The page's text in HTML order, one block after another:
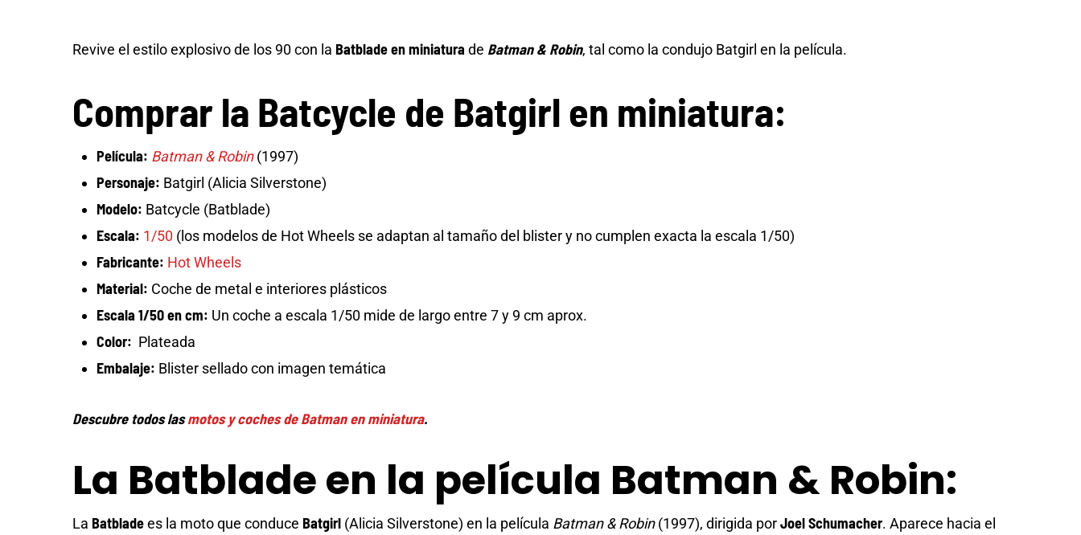
Revive el estilo explosivo de los 90 con la Batblade en miniatura de Batman & Robin, tal como la condujo Batgirl en la película.
Comprar la Batcycle de Batgirl en miniatura:
Película: Batman & Robin(1997)
Personaje: Batgirl (Alicia Silverstone)
Modelo: Batcycle (Batblade)
Escala: 1/50 (los modelos de Hot Wheels se adaptan al tamaño del blister y no cumplen exacta la escala 1/50)
Fabricante: Hot Wheels
Material: Coche de metal e interiores plásticos
Escala 1/50 en cm: Un coche a escala 1/50 mide de largo entre 7 y 9 cm aprox.
Color: Plateada
Embalaje: Blister sellado con imagen temática
Descubre todos lasmotos y coches de Batman en miniatura.
La Batblade en la película Batman & Robin:
La Batbladees la moto que conduce Batgirl (Alicia Silverstone) en la película Batman & Robin(1997), dirigida porJoel Schumacher. Aparece hacia el